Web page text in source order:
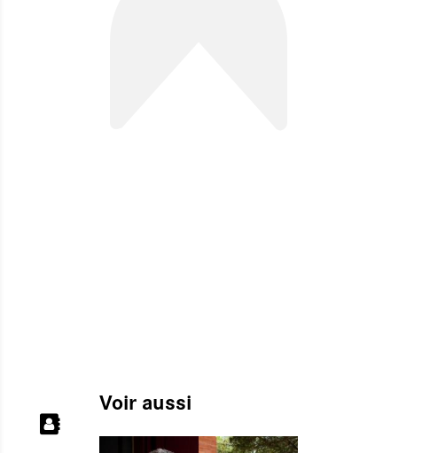
Voir aussi